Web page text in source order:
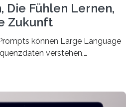
Die Fühlen Lernen,
Zukunft
können Large Language
verstehen,
ehemals an der Ruhr-
Ruhr-Universität Bochum in